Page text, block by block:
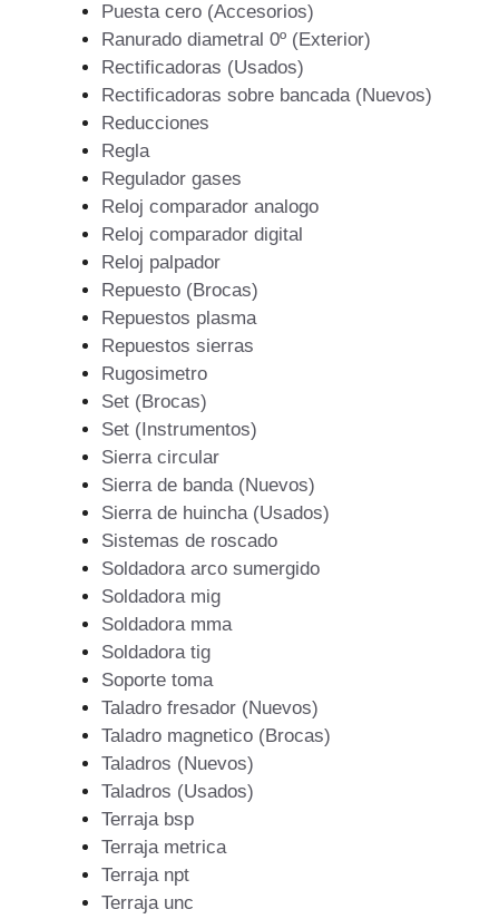
Puesta cero (Accesorios)
Ranurado diametral 0º (Exterior)
Rectificadoras (Usados)
Rectificadoras sobre bancada (Nuevos)
Reducciones
Regla
Regulador gases
Reloj comparador analogo
Reloj comparador digital
Reloj palpador
Repuesto (Brocas)
Repuestos plasma
Repuestos sierras
Rugosimetro
Set (Brocas)
Set (Instrumentos)
Sierra circular
Sierra de banda (Nuevos)
Sierra de huincha (Usados)
Sistemas de roscado
Soldadora arco sumergido
Soldadora mig
Soldadora mma
Soldadora tig
Soporte toma
Taladro fresador (Nuevos)
Taladro magnetico (Brocas)
Taladros (Nuevos)
Taladros (Usados)
Terraja bsp
Terraja metrica
Terraja npt
Terraja unc